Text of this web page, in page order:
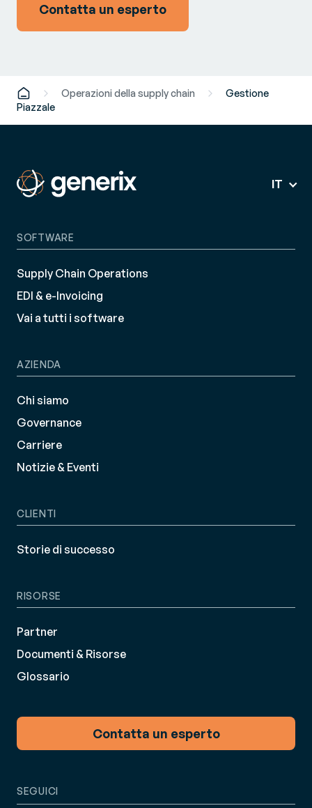
Contatta un esperto
Operazioni della supply chain
Gestione
Piazzale
IT
SOFTWARE
Supply Chain Operations
EDI & e-Invoicing
Vai a tutti i software
AZIENDA
Chi siamo
Governance
Carriere
Notizie & Eventi
CLIENTI
Storie di successo
RISORSE
Partner
Documenti & Risorse
Glossario
Contatta un esperto
SEGUICI